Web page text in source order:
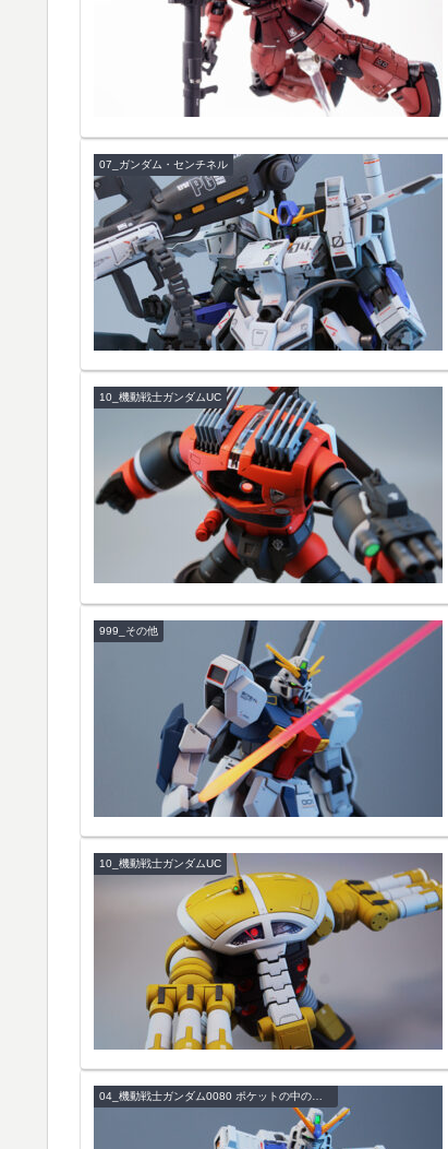
07_ガンダム・センチネル
10_機動戦士ガンダムUC
999_その他
10_機動戦士ガンダムUC
04_機動戦士ガンダム0080 ポケットの中の戦争